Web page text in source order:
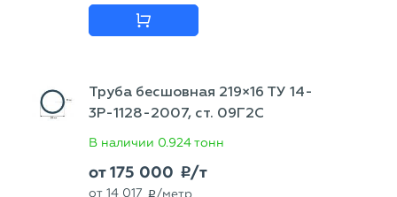
Труба бесшовная 219×16 ТУ 14-
3Р-1128-2007, ст. 09Г2С
В наличии 0.924 тонн
от175 000 p/т
от 14 017 p /метр